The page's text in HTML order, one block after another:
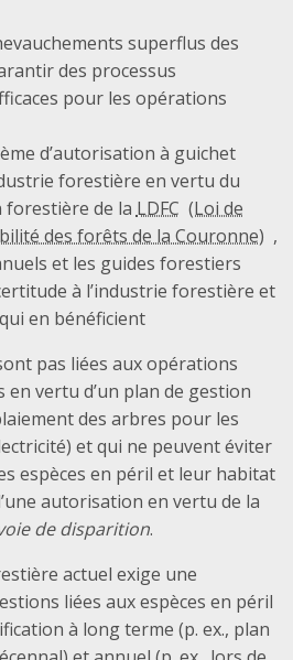
superflus des
des processus
pour les opérations
d’autorisation à guichet
forestière en vertu du
forestière de la LDFC
,
et les guides forestiers
à l’industrie forestière et
en bénéficient
pas liées aux opérations
vertu d’un plan de gestion
des arbres pour les
et qui ne peuvent éviter
espèces en péril et leur habitat
autorisation en vertu de la
de disparition.
actuel exige une
liées aux espèces en péril
à long terme (p. ex., plan